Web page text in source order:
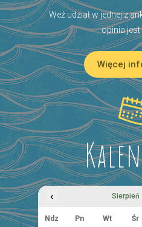
Weź udział w jednej z
opinia jest
Więcej
‹ Sierpień
Ndz Pn Wt Śr